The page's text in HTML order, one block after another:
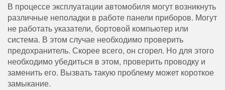
В процессе эксплуатации автомобиля могут возникнуть
различные неполадки в работе панели приборов. Могут
не работать указатели, бортовой компьютер или
система. В этом случае необходимо проверить
предохранитель. Скорее всего, он сгорел. Но для этого
необходимо убедиться в этом, проверить проводку и
заменить его. Вызвать такую проблему может короткое
замыкание.